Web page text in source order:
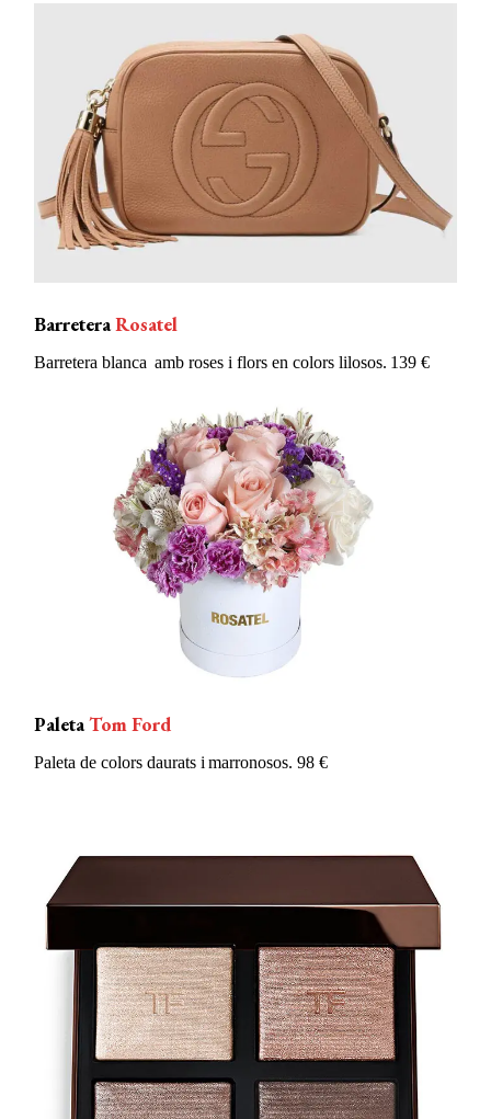
BarreteraRosatel
Barretera blancaamb roses iflors encolors lilosos. 139 €
PaletaTom Ford
Paleta decolors daurats imarronosos. 98 €